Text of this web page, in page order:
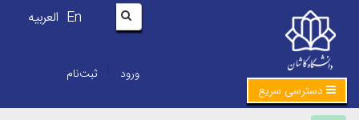
En العربیه
ورود | ثبت‌نام
دسترسی سریع